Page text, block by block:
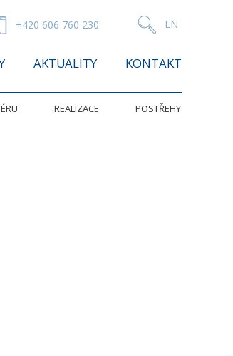
+420 606 760 230
AKTUALITY KONTAKT
REALIZACE POSTŘEHY